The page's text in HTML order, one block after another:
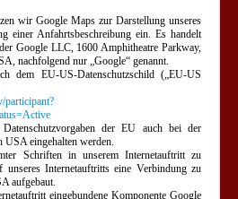
wir Google Maps zur Darstellung unseres
einer Anfahrtsbeschreibung ein. Es handelt
Google LLC, 1600 Amphitheatre Parkway,
nachfolgend nur „Google“ genannt.
dem EU-US-Datenschutzschild („EU-US
participant?
der EU auch bei der
USA eingehalten werden.
Schriften in unserem Internetauftritt zu
Internetauftritts eine Verbindung zu
aufgebaut.
eingebundene Komponente Google